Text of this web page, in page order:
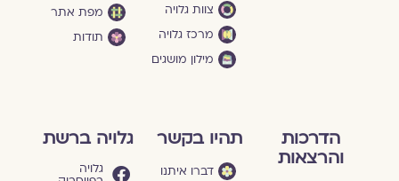
צוות גלויה
מרכז גלויה
מילון מושגים
מפת אתר
תודות
הדרכות
והרצאות
תהיו בקשר
דברו איתנו
גלויה ברשת
גלויה